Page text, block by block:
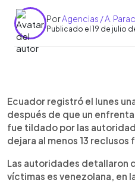
PorAgencias / A.
Publicado el 19 de julio
► Escuchar artículo
Ecuador registró el lunes
después de que un
fue tildado por las
dejara al menos 13
Las autoridades detallaron
víctimas es venezolana, en